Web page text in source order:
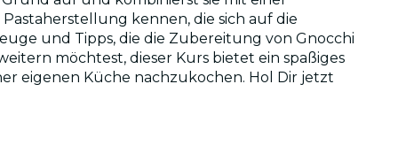
kennen, die sich auf die
und Tipps, die die Zubereitung von Gnocchi
möchtest, dieser Kurs bietet ein spaßiges
eigenen Küche nachzukochen. Hol Dir jetzt